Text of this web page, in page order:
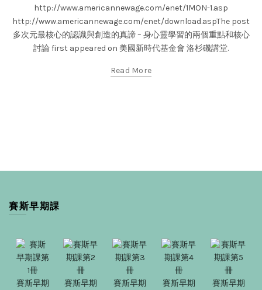
http://www.americannewage.com/enet/1MON-1.asp
http://www.americannewage.com/enet/download.aspThe post
多次元最核心的認識與創造的真諦 – 身心靈學習的兩個重點和核心
討論 first appeared on 美國新時代基金會 洛杉磯講堂.
Read More
賽斯早期課
賽斯早期
賽斯早期
賽斯早期
賽斯早期
賽斯早期